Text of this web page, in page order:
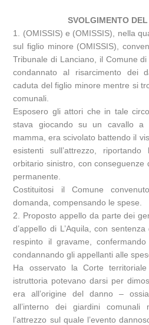
SVOLGIMENTO
1. (OMISSIS) e (OMISSIS), nella
sul figlio minore (OMISSIS),
Tribunale di Lanciano, il Comune di
condannato al risarcimento dei
caduta del figlio minore mentre si
comunali.
Esposero gli attori che in tale
stava giocando su un cavallo a
mamma, era scivolato battendo il
esistenti sull’attrezzo,
orbitario sinistro, con conseguenze
permanente.
Costituitosi il Comune
domanda, compensando le spese.
2. Proposto appello da parte dei
d’appello di L’Aquila, con
respinto il gravame,
condannando gli appellanti alle
Ha osservato la Corte
istruttoria potevano darsi per
era all’origine del danno –
all’interno dei giardini
l’attrezzo sul quale l’evento